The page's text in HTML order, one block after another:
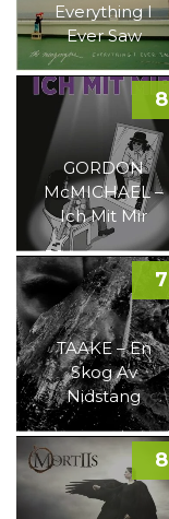
Everything I
Ever Saw
GORDON
McMICHAEL –
Ich Mit Mir
8
TAAKE – En
Skog Av
Nidstang
7
8